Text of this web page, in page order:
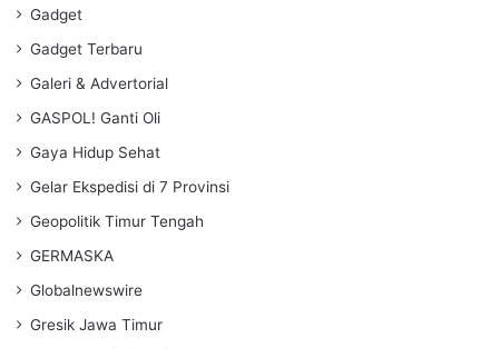
Gadget
Gadget Terbaru
Galeri & Advertorial
GASPOL! Ganti Oli
Gaya Hidup Sehat
Gelar Ekspedisi di 7 Provinsi
Geopolitik Timur Tengah
GERMASKA
Globalnewswire
Gresik Jawa Timur